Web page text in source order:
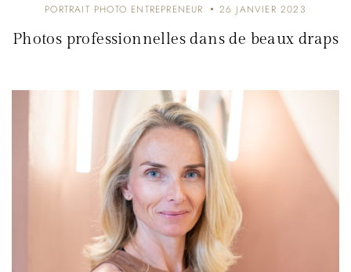
PORTRAIT PHOTO ENTREPRENEUR 26 JANVIER 2023
Photos professionnelles dans de beaux draps